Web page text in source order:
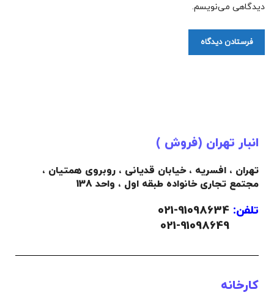
دیدگاهی می‌نویسم.
انبار تهران (فروش )
تهران ، افسریه ، خیابان قدیانی ، روبروی همتیان ،
مجتمع تجاری خانواده طبقه اول ، واحد 138
تلفن:
کارخانه